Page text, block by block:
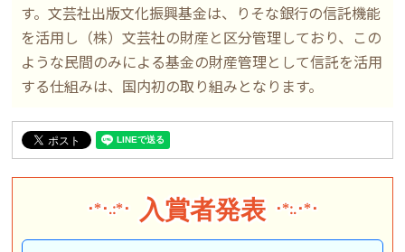
す。文芸社出版文化振興基金は、りそな銀行の信託機能
を活用し（株）文芸社の財産と区分管理しており、この
ような民間のみによる基金の財産管理として信託を活用
する仕組みは、国内初の取り組みとなります。
･*･.:*･ 入賞者発表 ･*:.･*･